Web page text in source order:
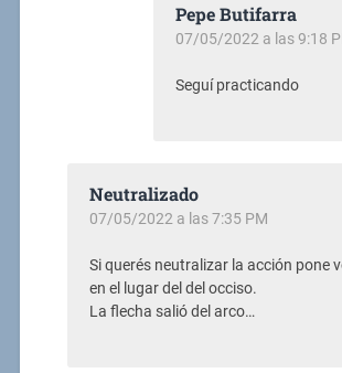
Pepe Butifarra
07/05/2022 a las 9:18
Seguí practicando
Neutralizado
07/05/2022 a las 7:35 PM
Si querés neutralizar la acción pone
en el lugar del del occiso.
La flecha salió del arco…